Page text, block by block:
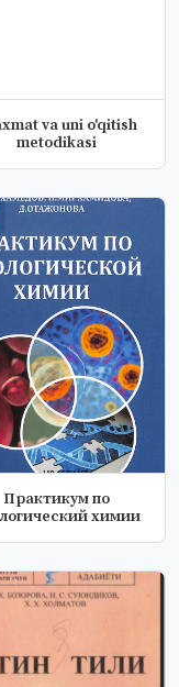
va uni o'qitish
metodikasi
Практикум по
химии